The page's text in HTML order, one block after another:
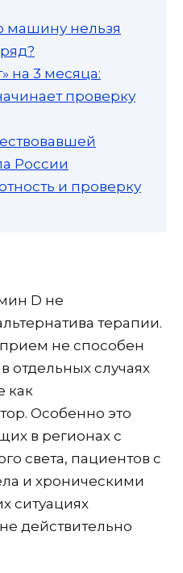
машину нельзя
на 3 месяца:
проверку
России
и проверку
D не
терапии.
не способен
отдельных случаях
как
Особенно это
в регионах с
света, пациентов с
и хроническими
ситуациях
действительно